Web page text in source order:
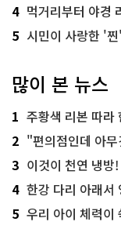
4 먹거리부터 야경
5 시민이 사랑한 '찐'
많이 본 뉴스
1 주황색 리본 따라 한
2 "편의점인데 아무것
3 이것이 천연 냉
4 한강 다리 아래서
5 우리 아이 체력이